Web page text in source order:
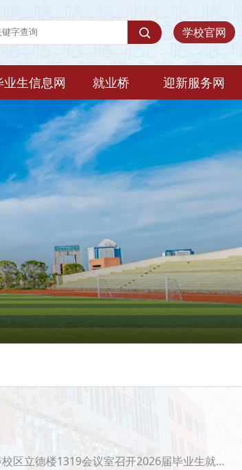
学校官网
业生信息网 就业桥 迎新服务网
安排部署全校就业工作重点任务。轨道交通学院、智能制造学院、环境工程学院、现代服务学院、信息工程学院